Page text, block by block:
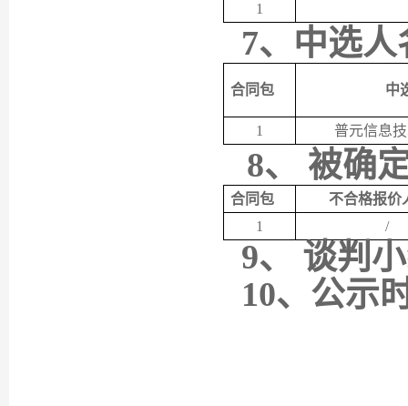
1
7、中选
合同包 中
1 普元信息
8、 被确
合同包
不合格报价
1
/
9、
谈判
10、公示